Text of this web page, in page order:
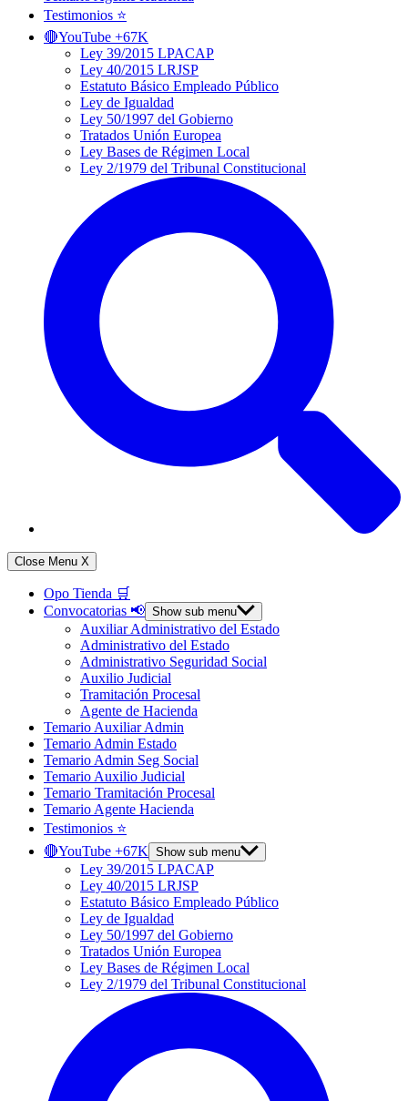
Testimonios ⭐️
🔴YouTube +67K
Ley 39/2015 LPACAP
Ley 40/2015 LRJSP
Estatuto Básico Empleado Público
Ley de Igualdad
Ley 50/1997 del Gobierno
Tratados Unión Europea
Ley Bases de Régimen Local
Ley 2/1979 del Tribunal Constitucional
Close Menu X
Opo Tienda 🛒
Convocatorias 📢 Show sub menu
Auxiliar Administrativo del Estado
Administrativo del Estado
Administrativo Seguridad Social
Auxilio Judicial
Tramitación Procesal
Agente de Hacienda
Temario Auxiliar Admin
Temario Admin Estado
Temario Admin Seg Social
Temario Auxilio Judicial
Temario Tramitación Procesal
Temario Agente Hacienda
Testimonios ⭐️
🔴YouTube +67K Show sub menu
Ley 39/2015 LPACAP
Ley 40/2015 LRJSP
Estatuto Básico Empleado Público
Ley de Igualdad
Ley 50/1997 del Gobierno
Tratados Unión Europea
Ley Bases de Régimen Local
Ley 2/1979 del Tribunal Constitucional